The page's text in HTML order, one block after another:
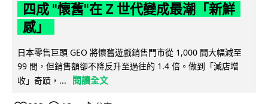
四成 "懷舊"在 Z 世代變成最潮「新鮮
感」
日本零售巨頭 GEO 將懷舊遊戲銷售門市從 1,000 間大幅減至
99 間，但銷售額卻不降反升至過往的 1.4 倍。做到「減店增
收」奇蹟，...
閱讀全文